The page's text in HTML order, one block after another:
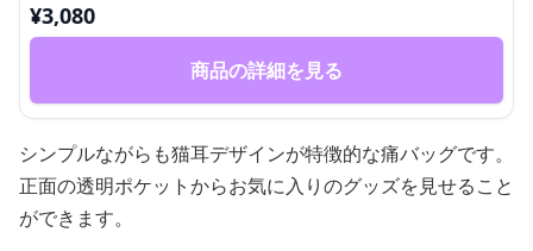
¥3,080
商品の詳細を見る
シンプルながらも猫耳デザインが特徴的な痛バッグです。
正面の透明ポケットからお気に入りのグッズを見せること
ができます。